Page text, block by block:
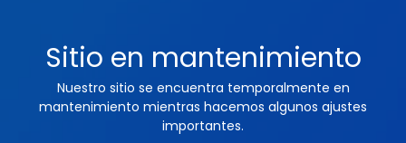
Sitio en mantenimiento
Nuestro sitio se encuentra temporalmente en
mantenimiento mientras hacemos algunos ajustes
importantes.